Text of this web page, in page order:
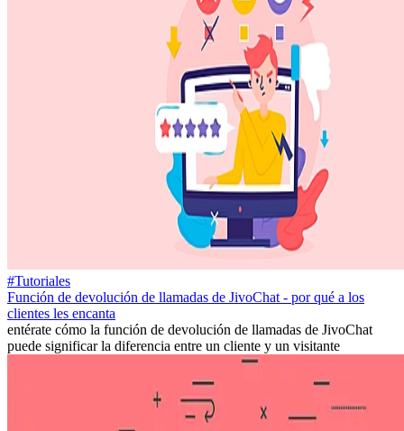
#Tutoriales
Función de devolución de llamadas de JivoChat - por qué a los
clientes les encanta
entérate cómo la función de devolución de llamadas de JivoChat
puede significar la diferencia entre un cliente y un visitante